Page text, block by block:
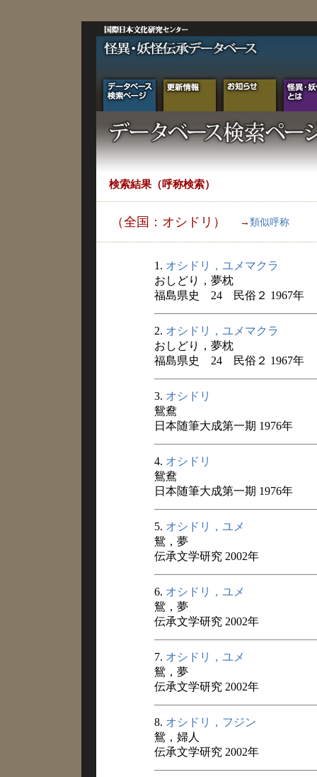
検索結果（呼称検索）
（全国：オシドリ） → 類似呼称
1. オシドリ，ユメマクラ
おしどり，夢枕
福島県史 24 民俗２ 1967年
2. オシドリ，ユメマクラ
おしどり，夢枕
福島県史 24 民俗２ 1967年
3. オシドリ
鴛鴦
日本随筆大成第一期 1976年
4. オシドリ
鴛鴦
日本随筆大成第一期 1976年
5. オシドリ，ユメ
鴛，夢
伝承文学研究 2002年
6. オシドリ，ユメ
鴛，夢
伝承文学研究 2002年
7. オシドリ，ユメ
鴛，夢
伝承文学研究 2002年
8. オシドリ，フジン
鴛，婦人
伝承文学研究 2002年